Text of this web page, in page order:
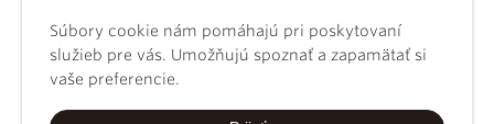
Súbory cookie nám pomáhajú pri poskytovaní
služieb pre vás. Umožňujú spoznať a zapamätať si
vaše preferencie.
kánonického
práva
Katechizmus